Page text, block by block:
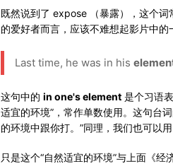
既然说到了 expose （暴露），这个
的爱好者而言，应该不难想起影片中的
Last time, he was in his
这句中的 in one's element 是个习语
适宜的环境”，常作单数使用。这句台
的环境中跟你打。”同理，我们也可以用
只是这个“自然适宜的环境”与上面《